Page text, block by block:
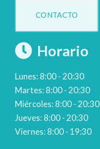
CONTACTO
Horario
Lunes: 8:00 - 20:30
Martes: 8:00 - 20:30
Miércoles: 8:00 - 20:30
Jueves: 8:00 - 20:30
Viernes: 8:00 - 19:30